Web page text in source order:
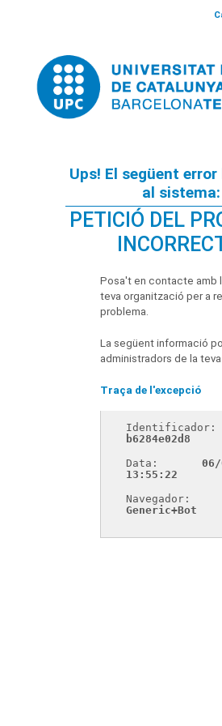
Ups! El següent
al sistema:
PETICIÓ DEL
Posa't en contacte amb
teva organització per a
problema.
La següent informació
administradors de la
Traça de l'excepció
b6284e02d8
Data:
06/
13:55:22
Generic+Bot